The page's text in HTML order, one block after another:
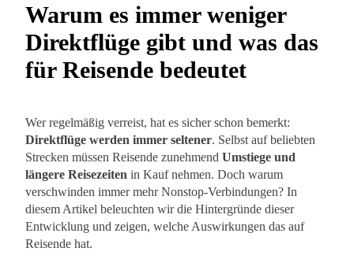
Warum es immer weniger
Direktflüge gibt und was das
für Reisende bedeutet
Wer regelmäßig verreist, hat es sicher schon bemerkt:
Direktflüge werden immer seltener. Selbst auf beliebten
Strecken müssen Reisende zunehmend Umstiege und
längere Reisezeiten in Kauf nehmen. Doch warum
verschwinden immer mehr Nonstop-Verbindungen? In
diesem Artikel beleuchten wir die Hintergründe dieser
Entwicklung und zeigen, welche Auswirkungen das auf
Reisende hat.